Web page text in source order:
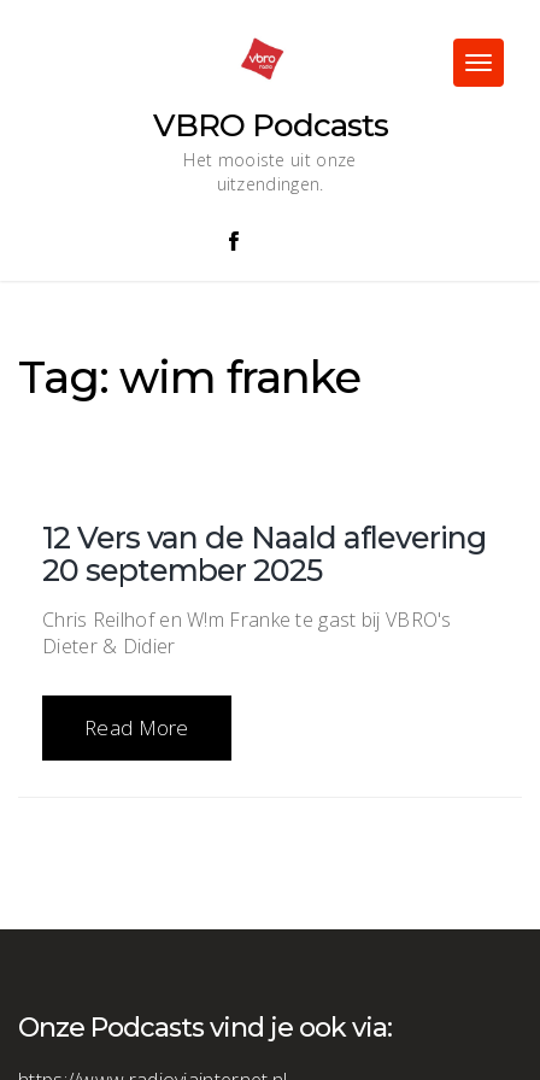
VBRO Podcasts
Het mooiste uit onze
uitzendingen.
Toggle
Tag: wim franke
12 Vers van de Naald aflevering
20 september 2025
Chris Reilhof en W!m Franke te gast bij VBRO's
Dieter & Didier
Read More
Onze Podcasts vind je ook via: